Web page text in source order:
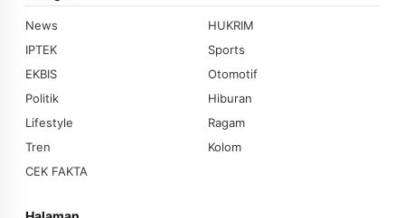
News
HUKRIM
IPTEK
Sports
EKBIS
Otomotif
Politik
Hiburan
Lifestyle
Ragam
Tren
Kolom
CEK FAKTA